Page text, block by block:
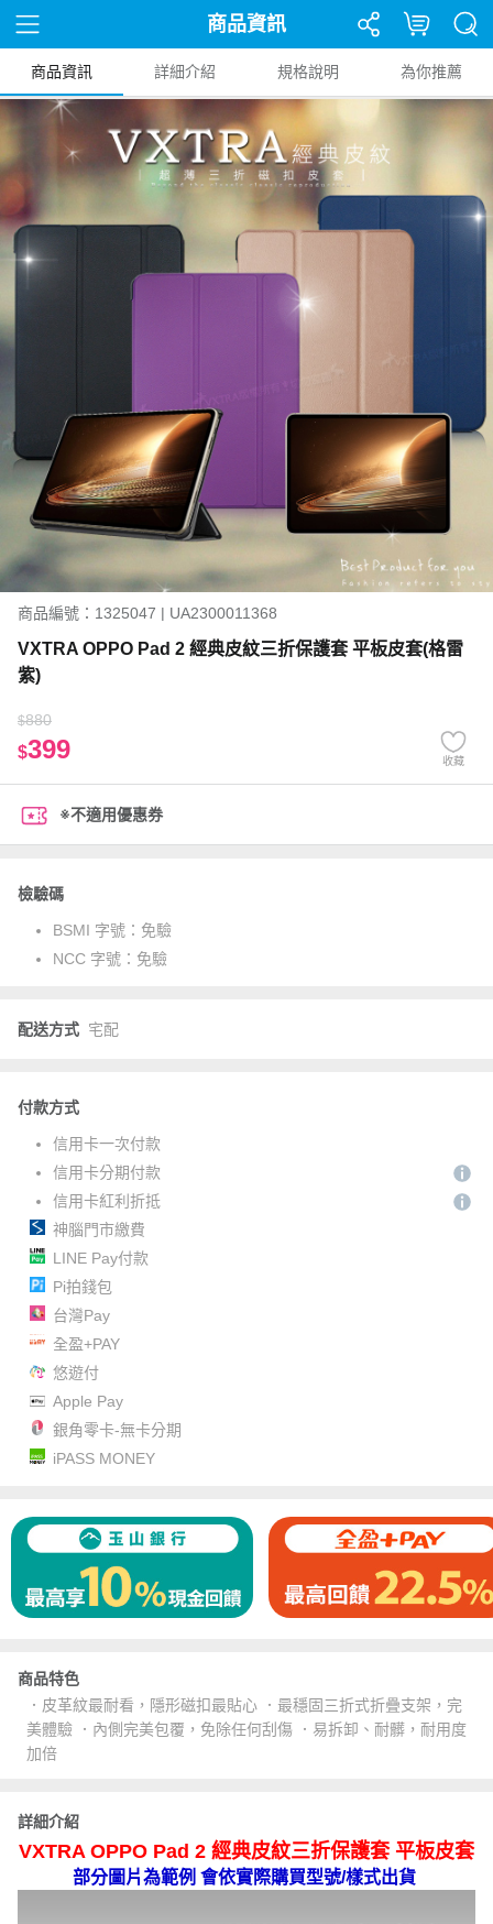
商品資訊
商品資訊 詳細介紹 規格說明 為你推薦
商品編號：1325047 | UA2300011368
VXTRA OPPO Pad 2 經典皮紋三折保護套 平板皮套(格雷
紫)
$880
$399 收藏
※不適用優惠券
檢驗碼
BSMI 字號： 免驗
NCC 字號： 免驗
配送方式 宅配
付款方式
信用卡一次付款
信用卡分期付款
信用卡紅利折抵
神腦門市繳費
LINE Pay付款
Pi拍錢包
台灣Pay
全盈+PAY
悠遊付
Apple Pay
銀角零卡-無卡分期
iPASS MONEY
商品特色
．皮革紋最耐看，隱形磁扣最貼心 ．最穩固三折式折疊支架，完
美體驗 ．內側完美包覆，免除任何刮傷 ．易拆卸、耐髒，耐用度
加倍
詳細介紹
VXTRA OPPO Pad 2 經典皮紋三折保護套 平板皮套
部分圖片為範例 會依實際購買型號/樣式出貨